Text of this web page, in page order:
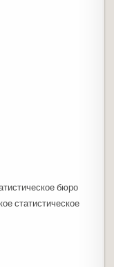
бюро
статистическое